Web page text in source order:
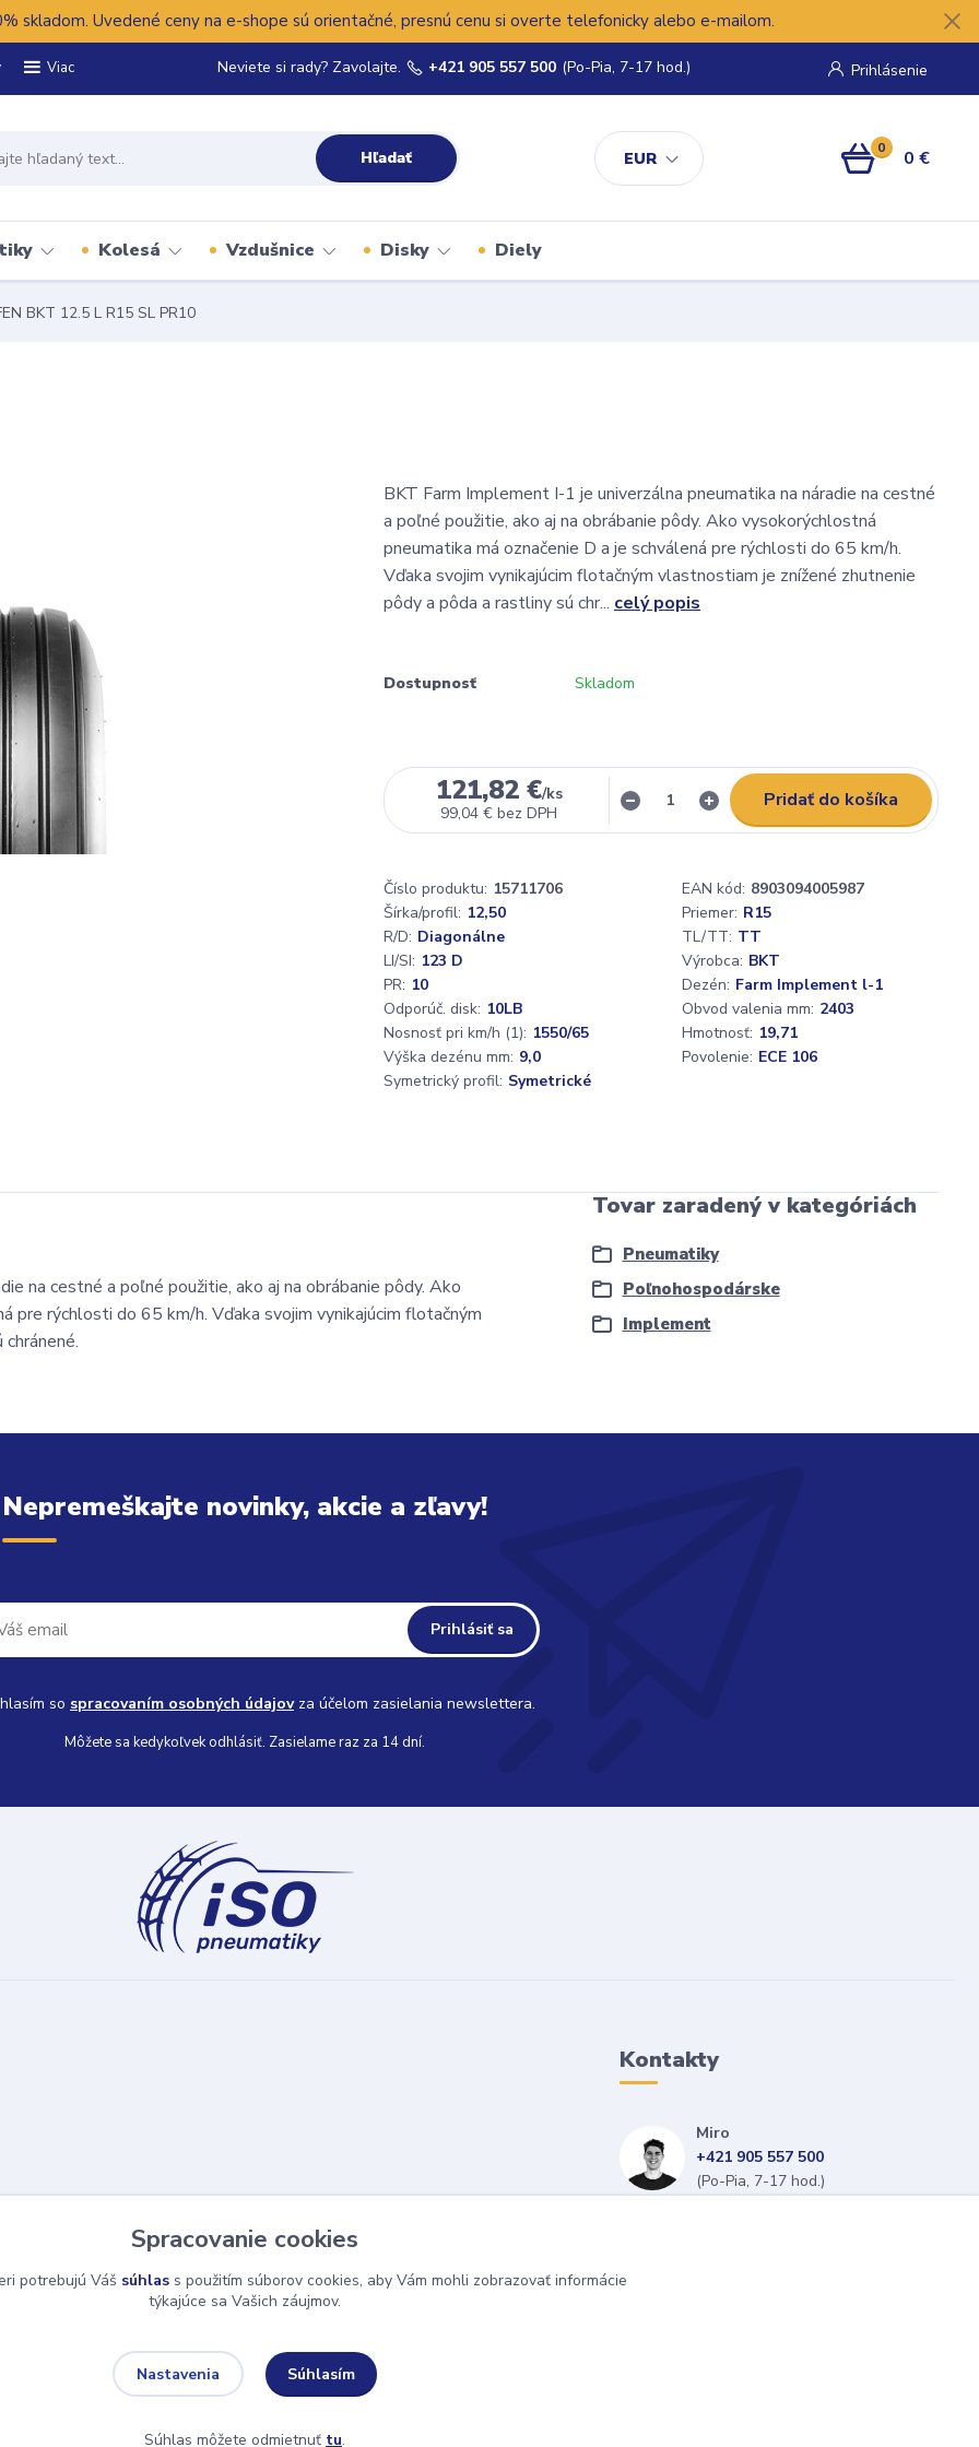
skladom. Uvedené ceny na e-shope sú orientačné, presnú cenu si overte telefonicky alebo e-mailom.
Viac
EUR
Prihlásenie
Hľadať
Neviete si rady? Zavolajte. +421 905 557 500 (Po-Pia, 7-17 hod.)
0 0 €
Kolesá Vzdušnice Disky Diely
BKT 12.5 L R15 SL PR10
BKT Farm Implement I-1 je univerzálna pneumatika na náradie na cestné
a poľné použitie, ako aj na obrábanie pôdy. Ako vysokorýchlostná
pneumatika má označenie D a je schválená pre rýchlosti do 65 km/h.
Vďaka svojim vynikajúcim flotačným vlastnostiam je znížené zhutnenie
pôdy a pôda a rastliny sú chr... celý popis
Dostupnosť Skladom
121,82 €/ks
99,04 € bez DPH
Pridať do košíka
Číslo produktu: 15711706 EAN kód: 8903094005987
Šírka/profil: 12,50 Priemer: R15
R/D: Diagonálne TL/TT: TT
LI/SI: 123 D Výrobca: BKT
PR: 10 Dezén: Farm Implement l-1
Odporúč. disk: 10LB Obvod valenia mm: 2403
Nosnosť pri km/h (1): 1550/65 Hmotnosť: 19,71
Výška dezénu mm: 9,0 Povolenie: ECE 106
Symetrický profil: Symetrické
na cestné a poľné použitie, ako aj na obrábanie pôdy. Ako
pre rýchlosti do 65 km/h. Vďaka svojim vynikajúcim flotačným
Tovar zaradený v kategóriách
Pneumatiky
Poľnohospodárske
Implement
Nepremeškajte novinky, akcie a zľavy!
Prihlásiť sa
so spracovaním osobných údajovza účelom zasielania newslettera.
Môžete sa kedykoľvek odhlásiť. Zasielame raz za 14 dní.
Kontakty
Miro
+421 905 557 500
(Po-Pia, 7-17 hod.)
Spracovanie cookies
potrebujú Váš súhlas s použitím súborov cookies, aby Vám mohli zobrazovať informácie
týkajúce sa Vašich záujmov.
Nastavenia Súhlasím
Súhlas môžete odmietnuť tu.